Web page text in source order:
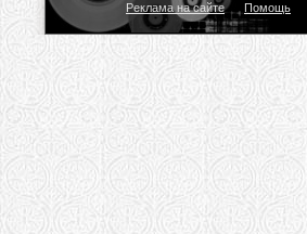
Реклама на сайте Помощь